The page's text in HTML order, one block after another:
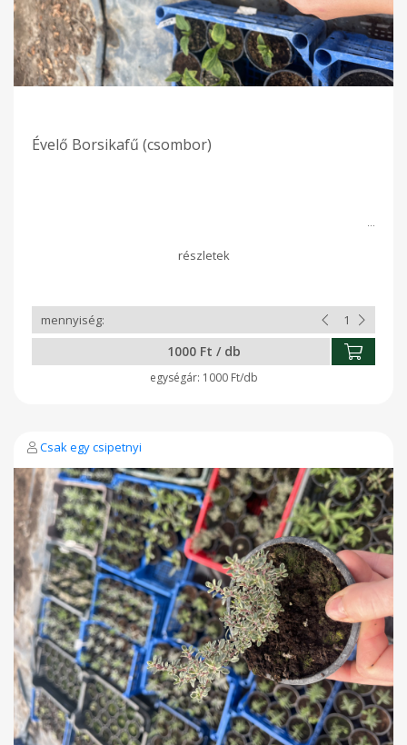
Évelő Borsikafű (csombor)
1000 Ft / db
1000 Ft/db
Csak egy csipetnyi